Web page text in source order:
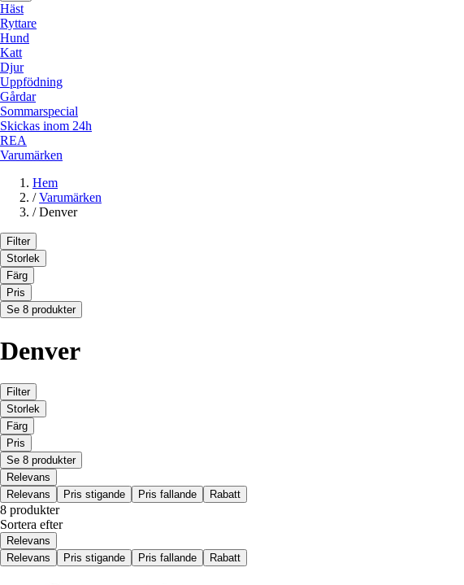
Häst
Ryttare
Hund
Katt
Djur
Uppfödning
Gårdar
Sommarspecial
Skickas inom 24h
REA
Varumärken
Hem
/ Varumärken
/ Denver
Filter
Storlek
Färg
Pris
Se 8 produkter
Denver
Filter
Storlek
Färg
Pris
Se 8 produkter
Relevans
Relevans
Pris stigande Pris fallande Rabatt
8 produkter
Sortera efter
Relevans
Relevans
Pris stigande Pris fallande Rabatt